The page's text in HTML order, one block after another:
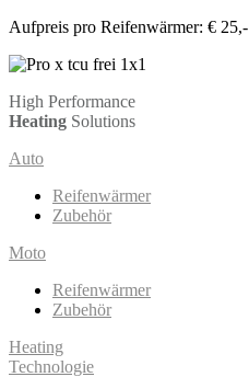
Aufpreis pro Reifenwärmer: € 25,-
High Performance
Heating Solutions
Auto
Reifenwärmer
Zubehör
Moto
Reifenwärmer
Zubehör
Heating
Technologie